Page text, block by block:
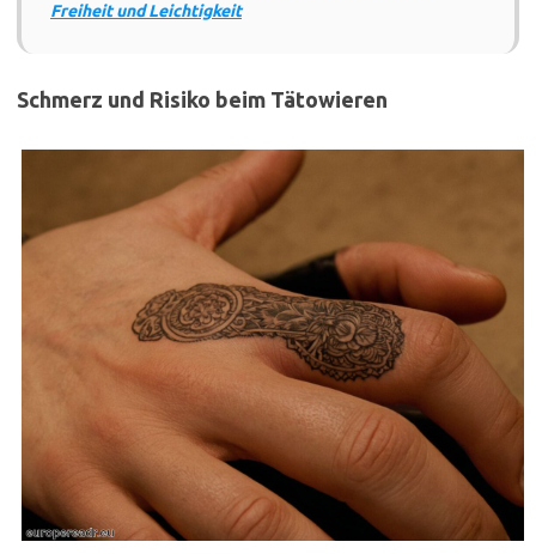
Freiheit und Leichtigkeit
Schmerz und Risiko beim Tätowieren